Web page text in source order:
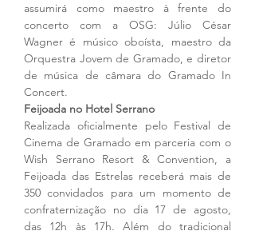
assumirá como maestro à frente do
concerto com a OSG: Júlio César
Wagner é músico oboísta, maestro da
Orquestra Jovem de Gramado, e diretor
de música de câmara do Gramado In
Concert.
Feijoada no Hotel Serrano
Realizada oficialmente pelo Festival de
Cinema de Gramado em parceria com o
Wish Serrano Resort & Convention, a
Feijoada das Estrelas receberá mais de
350 convidados para um momento de
confraternização no dia 17 de agosto,
das 12h às 17h. Além do tradicional